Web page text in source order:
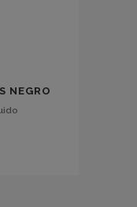
NEGRO